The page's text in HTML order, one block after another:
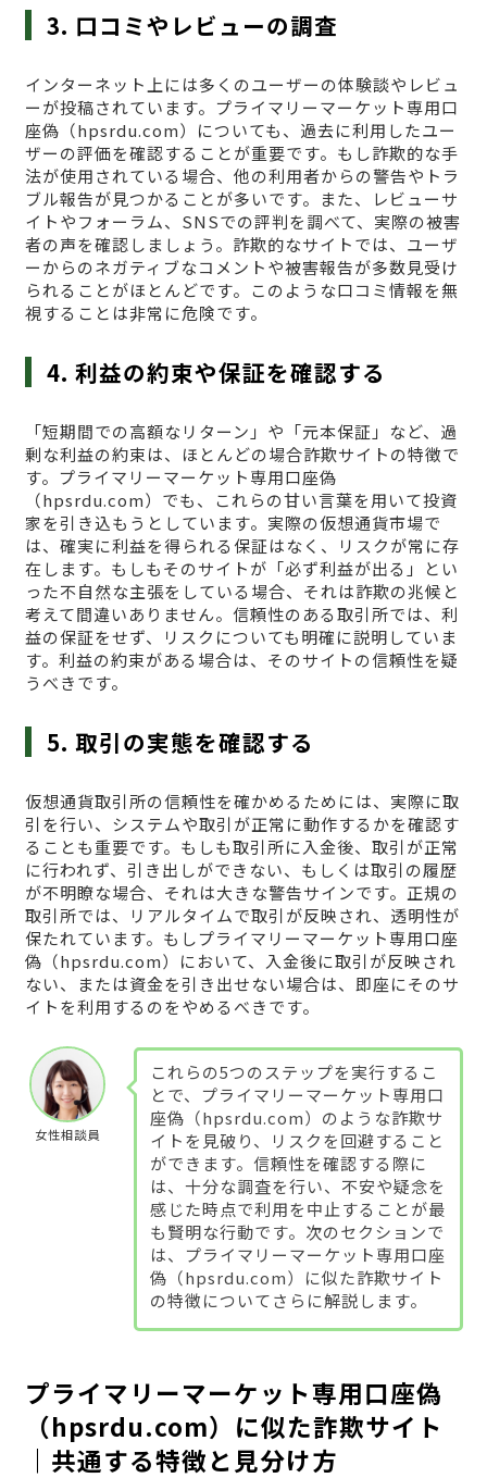
3. 口コミやレビューの調査
インターネット上には多くのユーザーの体験談やレビュ
ーが投稿されています。プライマリーマーケット専用口
座偽（hpsrdu.com）についても、過去に利用したユー
ザーの評価を確認することが重要です。もし詐欺的な手
法が使用されている場合、他の利用者からの警告やトラ
ブル報告が見つかることが多いです。また、レビューサ
イトやフォーラム、SNSでの評判を調べて、実際の被害
者の声を確認しましょう。詐欺的なサイトでは、ユーザ
ーからのネガティブなコメントや被害報告が多数見受け
られることがほとんどです。このような口コミ情報を無
視することは非常に危険です。
4. 利益の約束や保証を確認する
「短期間での高額なリターン」や「元本保証」など、過
剰な利益の約束は、ほとんどの場合詐欺サイトの特徴で
す。プライマリーマーケット専用口座偽
（hpsrdu.com）でも、これらの甘い言葉を用いて投資
家を引き込もうとしています。実際の仮想通貨市場で
は、確実に利益を得られる保証はなく、リスクが常に存
在します。もしもそのサイトが「必ず利益が出る」とい
った不自然な主張をしている場合、それは詐欺の兆候と
考えて間違いありません。信頼性のある取引所では、利
益の保証をせず、リスクについても明確に説明していま
す。利益の約束がある場合は、そのサイトの信頼性を疑
うべきです。
5. 取引の実態を確認する
仮想通貨取引所の信頼性を確かめるためには、実際に取
引を行い、システムや取引が正常に動作するかを確認す
ることも重要です。もしも取引所に入金後、取引が正常
に行われず、引き出しができない、もしくは取引の履歴
が不明瞭な場合、それは大きな警告サインです。正規の
取引所では、リアルタイムで取引が反映され、透明性が
保たれています。もしプライマリーマーケット専用口座
偽（hpsrdu.com）において、入金後に取引が反映され
ない、または資金を引き出せない場合は、即座にそのサ
イトを利用するのをやめるべきです。
女性相談員
これらの5つのステップを実行するこ
とで、プライマリーマーケット専用口
座偽（hpsrdu.com）のような詐欺サ
イトを見破り、リスクを回避すること
ができます。信頼性を確認する際に
は、十分な調査を行い、不安や疑念を
感じた時点で利用を中止することが最
も賢明な行動です。次のセクションで
は、プライマリーマーケット専用口座
偽（hpsrdu.com）に似た詐欺サイト
の特徴についてさらに解説します。
プライマリーマーケット専用口座偽
（hpsrdu.com）に似た詐欺サイト
｜共通する特徴と見分け方